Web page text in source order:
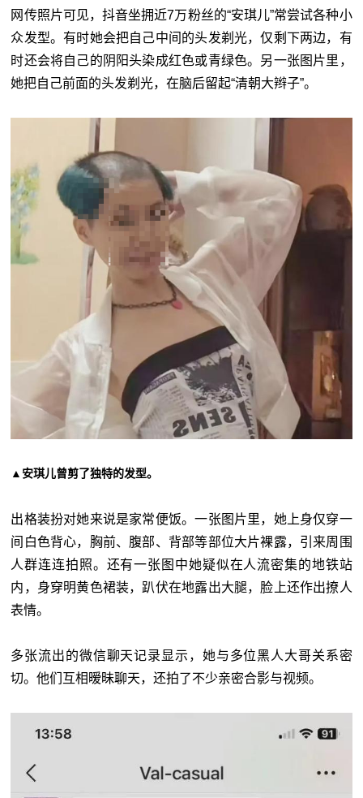
网传照片可见，抖音坐拥近7万粉丝的“安琪儿”常尝试各种小
众发型。有时她会把自己中间的头发剃光，仅剩下两边，有
时还会将自己的阴阳头染成红色或青绿色。另一张图片里，
她把自己前面的头发剃光，在脑后留起“清朝大辫子”。
▲安琪儿曾剪了独特的发型。
出格装扮对她来说是家常便饭。一张图片里，她上身仅穿一
间白色背心，胸前、腹部、背部等部位大片裸露，引来周围
人群连连拍照。还有一张图中她疑似在人流密集的地铁站
内，身穿明黄色裙装，趴伏在地露出大腿，脸上还作出撩人
表情。
多张流出的微信聊天记录显示，她与多位黑人大哥关系密
切。他们互相暧昧聊天，还拍了不少亲密合影与视频。